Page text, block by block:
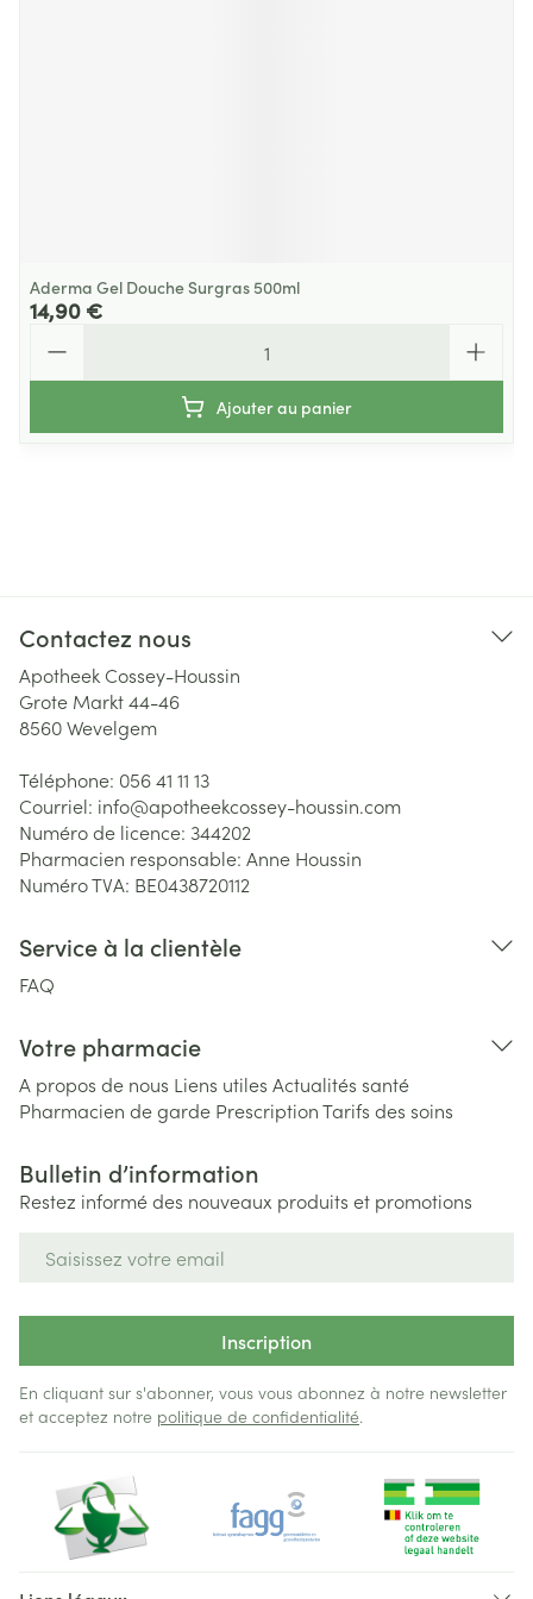
Aderma Gel Douche Surgras 500ml
14,90 €
Ajouter au panier
Contactez nous
Apotheek Cossey-Houssin
Grote Markt 44-46
8560Wevelgem
Téléphone: 056 41 11 13
Courriel: info@apotheekcossey-houssin.com
Numéro de licence: 344202
Pharmacien responsable: Anne Houssin
Numéro TVA: BE0438720112
Service à la clientèle
FAQ
Votre pharmacie
A propos de nous Liens utiles Actualités santé
Pharmacien de garde PrescriptionTarifs des soins
Bulletin d’information
Restez informé des nouveaux produits et promotions
Inscription
En cliquant sur s'abonner, vous vous abonnez à notre newsletter
et acceptez notre politique de confidentialité.